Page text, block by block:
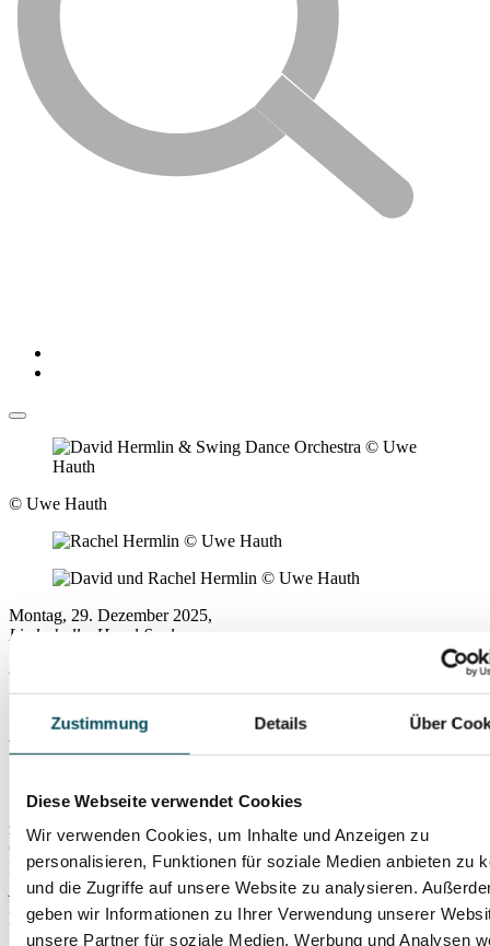
Zustimmung Details Über
Diese Webseite verwendet Cookies
Wir verwenden Cookies, um Inhalte und Anzeigen zu
personalisieren, Funktionen für soziale Medien anbieten zu
und die Zugriffe auf unsere Website zu analysieren.
geben wir Informationen zu Ihrer Verwendung unserer
unsere Partner für soziale Medien, Werbung und Analysen
© Uwe Hauth
Montag, 29. Dezember 2025,
Liederhalle, Hegel-Saal
Winter Wonderland
Andrej Hermlin and his Swing Dance
Orchestra
Swing ist keine Stilrichtung, sondern eine Lebenshaltung –
zumindest, wenn es nach Andrej Hermlin geht. Sein Swing Dance
Orchestra ist eine der charmantesten und erfolgreichsten Big Bands
Deutschlands. Die Musiker haben sich vom Scheitel bis zur Sohle
jener musikalischen Ära verschrieben, die Namen wie Glenn Miller,
Benny Goodman oder Duke Ellington hervorgebracht hat – stilecht
und auch optisch bis ins kleinste Detail.